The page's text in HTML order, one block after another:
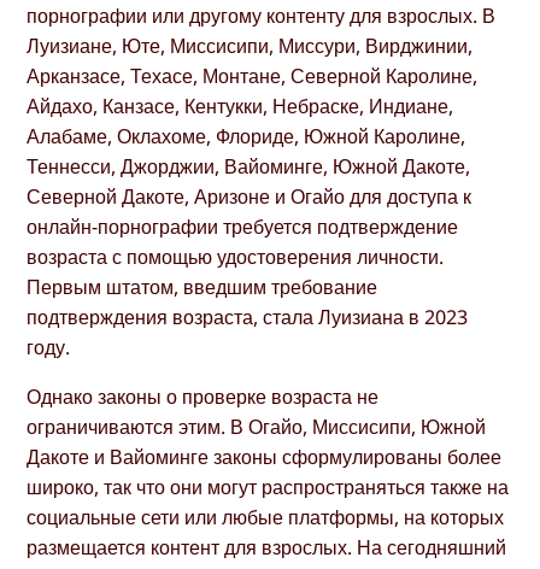
порнографии или другому контенту для взрослых. В
Луизиане, Юте, Миссисипи, Миссури, Вирджинии,
Арканзасе, Техасе, Монтане, Северной Каролине,
Айдахо, Канзасе, Кентукки, Небраске, Индиане,
Алабаме, Оклахоме, Флориде, Южной Каролине,
Теннесси, Джорджии, Вайоминге, Южной Дакоте,
Северной Дакоте, Аризоне и Огайо для доступа к
онлайн-порнографии требуется подтверждение
возраста с помощью удостоверения личности.
Первым штатом, введшим требование
подтверждения возраста, стала Луизиана в 2023
году.
Однако законы о проверке возраста не
ограничиваются этим. В Огайо, Миссисипи, Южной
Дакоте и Вайоминге законы сформулированы более
широко, так что они могут распространяться также на
социальные сети или любые платформы, на которых
размещается контент для взрослых. На сегодняшний